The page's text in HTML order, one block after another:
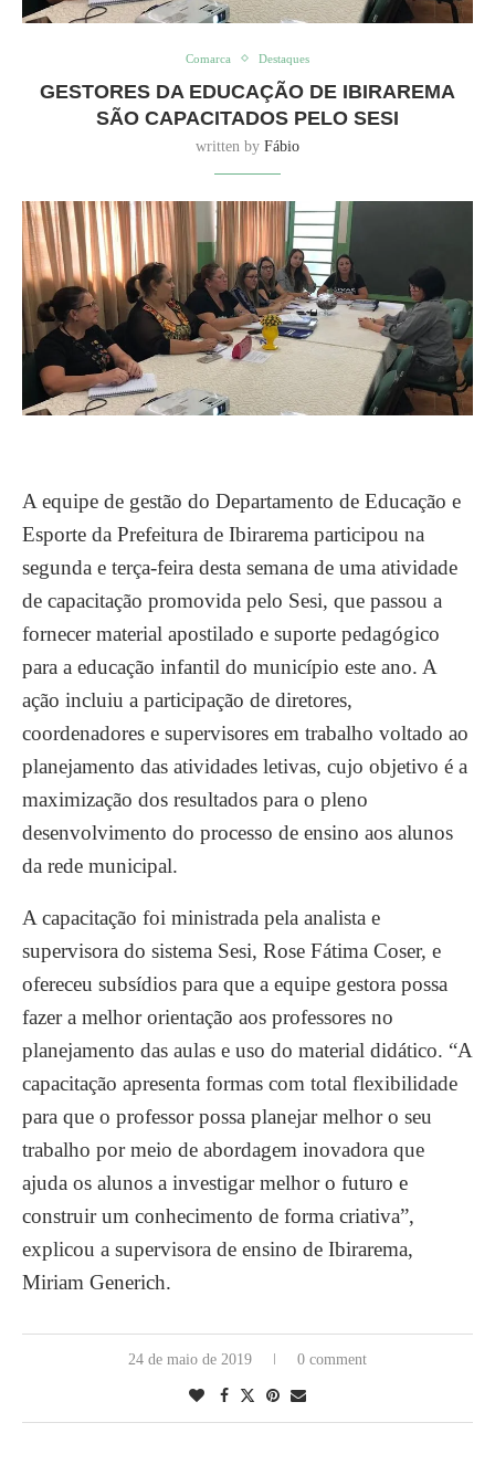
Comarca Destaques
GESTORES DA EDUCAÇÃO DE IBIRAREMA
SÃO CAPACITADOS PELO SESI
written by Fábio
A equipe de gestão do Departamento de Educação e
Esporte da Prefeitura de Ibirarema participou na
segunda e terça-feira desta semana de uma atividade
de capacitação promovida pelo Sesi, que passou a
fornecer material apostilado e suporte pedagógico
para a educação infantil do município este ano. A
ação incluiu a participação de diretores,
coordenadores e supervisores em trabalho voltado ao
planejamento das atividades letivas, cujo objetivo é a
maximização dos resultados para o pleno
desenvolvimento do processo de ensino aos alunos
da rede municipal.
A capacitação foi ministrada pela analista e
supervisora do sistema Sesi, Rose Fátima Coser, e
ofereceu subsídios para que a equipe gestora possa
fazer a melhor orientação aos professores no
planejamento das aulas e uso do material didático. “A
capacitação apresenta formas com total flexibilidade
para que o professor possa planejar melhor o seu
trabalho por meio de abordagem inovadora que
ajuda os alunos a investigar melhor o futuro e
construir um conhecimento de forma criativa”,
explicou a supervisora de ensino de Ibirarema,
Miriam Generich.
24 de maio de 2019 0 comment